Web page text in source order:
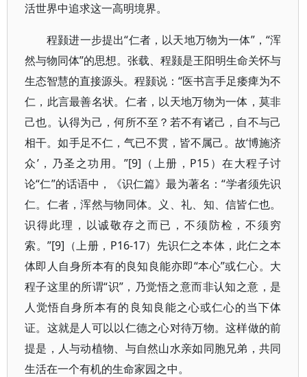
活世界中追求这一高明境界。
程颢进一步提出“仁者，以天地万物为一体”，“浑
然与物同体”的思想。张载、程颢是王阳明生命关怀与
生态智慧的直接源头。程颢说：“医书言手足痿痺为不
仁，此言最善名状。仁者，以天地万物为一体，莫非
己也。认得为己，何所不至？若不有诸己，自不与己
相干。如手足不仁，气已不贯，皆不属己。故‘博施济
众’，乃圣之功用。”[9]（上册，P15）在大程子讨
论“仁”的话语中，《识仁篇》最为著名：“学者须先识
仁。仁者，浑然与物同体。义、礼、知、信皆仁也。
识得此理，以诚敬存之而已，不须防检，不须穷
索。”[9]（上册，P16-17）先识仁之本体，此仁之本
体即人自身所本有的良知良能亦即“本心”或仁心。大
程子这里的所谓“识”，乃觉悟之意而非认知之意，是
人觉悟自身所本有的良知良能之心或仁心的当下体
证。这就是人可以以仁德之心对待万物。这样做的前
提是，人与动植物、与自然山水亲如同胞兄弟，共同
生活在一个有机的生命家园之中。